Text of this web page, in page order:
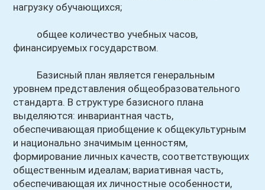
нагрузку обучающихся;
общее количество учебных часов,
финансируемых государством.
Базисный план является генеральным
уровнем представления общеобразовательного
стандарта. В структуре базисного плана
выделяются: инвариантная часть,
обеспечивающая приобщение к общекультурным
и национально значимым ценностям,
формирование личных качеств, соответствующих
общественным идеалам; вариативная часть,
обеспечивающая их личностные особенности,